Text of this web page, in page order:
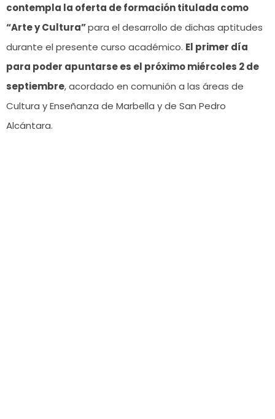
contempla la oferta de formación titulada como
“Arte y Cultura”para el desarrollo de dichas aptitudes
durante el presente curso académico. El primer día
para poder apuntarse es el próximo miércoles 2 de
septiembre, acordado en comunión a las áreas de
Cultura y Enseñanza de Marbella y de San Pedro
Alcántara.